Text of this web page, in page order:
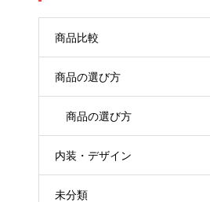
商品比較
商品の選び方
商品の選び方
内装・デザイン
未分類